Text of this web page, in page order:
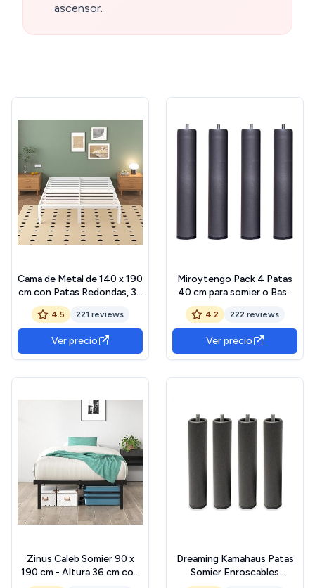
ascensor.
Cama de Metal de 140 x 190
cm con Patas Redondas, 36
cm de Altura, Marco de
Cama con somier de láminas
de Metal, Blanco
4.5 221 reviews
Ver precio
Miroytengo Pack 4 Patas
40 cm para somier o Base
tapizada cilindricas Medidas
Especiales Metal
4.2 222 reviews
Ver precio
Zinus Caleb Somier 90 x
190 cm - Altura 36 cm con
Almacenamiento bajo la
Dreaming Kamahaus Patas
Somier Enroscables
Metálicas Redondas, Metal,